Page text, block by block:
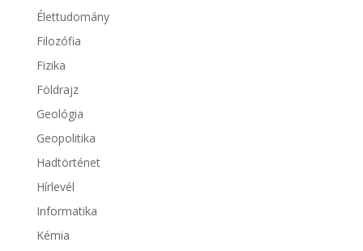
Élettudomány
Filozófia
Fizika
Földrajz
Geológia
Geopolitika
Hadtörténet
Hírlevél
Informatika
Kémia